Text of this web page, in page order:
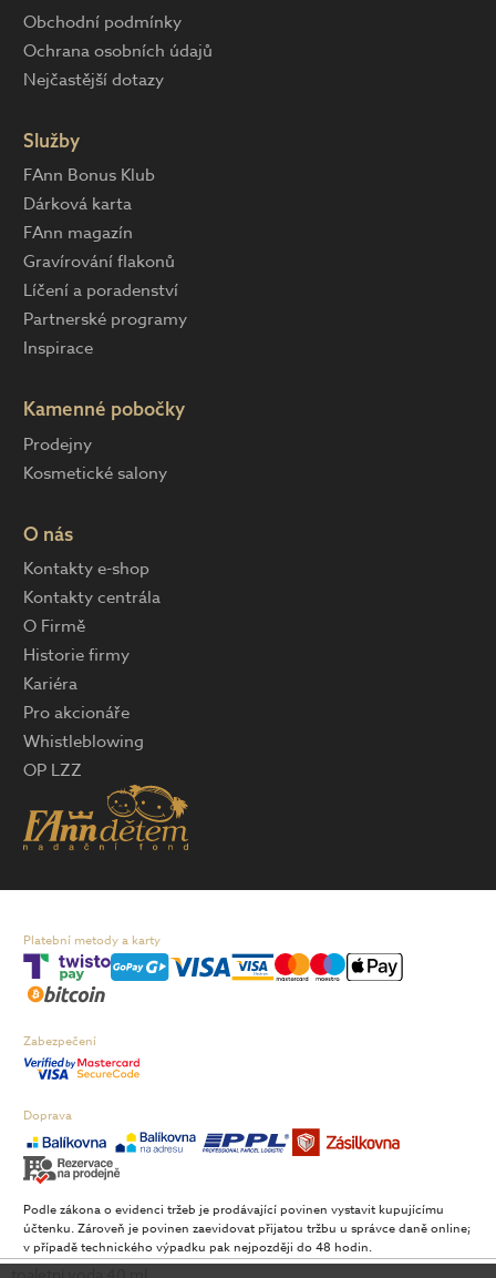
Obchodní podmínky
Ochrana osobních údajů
Nejčastější dotazy
Služby
FAnn Bonus Klub
Dárková karta
FAnn magazín
Gravírování flakonů
Líčení a poradenství
Partnerské programy
Inspirace
Kamenné pobočky
Prodejny
Kosmetické salony
O nás
Kontakty e-shop
Kontakty centrála
O Firmě
Historie firmy
Kariéra
Pro akcionáře
Whistleblowing
OP LZZ
Platební metody a karty
Zabezpečení
Doprava
Podle zákona o evidenci tržeb je prodávající povinen vystavit kupujícímu
účtenku. Zároveň je povinen zaevidovat přijatou tržbu u správce daně online;
v případě technického výpadku pak nejpozději do 48 hodin.